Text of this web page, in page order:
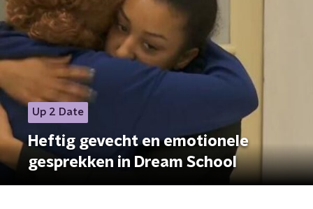
Up 2 Date
Heftig gevecht en emotionele
gesprekken in Dream School